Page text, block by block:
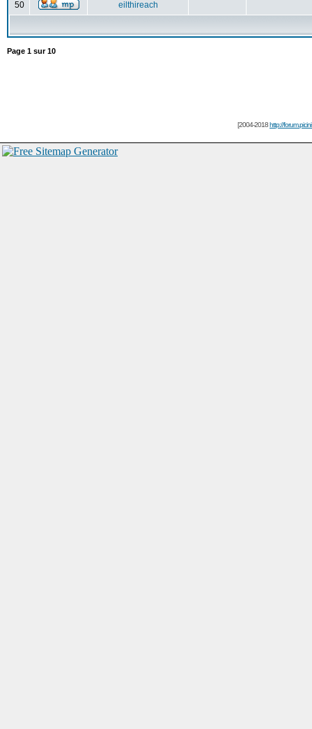
50 eilthireach
Page 1 sur10
[2004-2018http://